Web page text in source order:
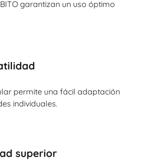
garantizan un uso óptimo
permite una fácil adaptación
individuales.
superior